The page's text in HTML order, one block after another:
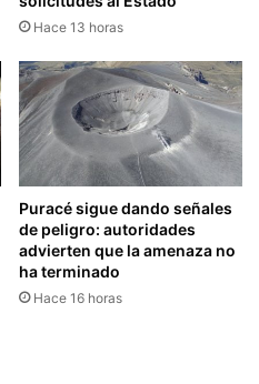
Hace 13 horas
Puracé sigue dando señales
de peligro: autoridades
advierten que la amenaza no
ha terminado
Hace 16 horas